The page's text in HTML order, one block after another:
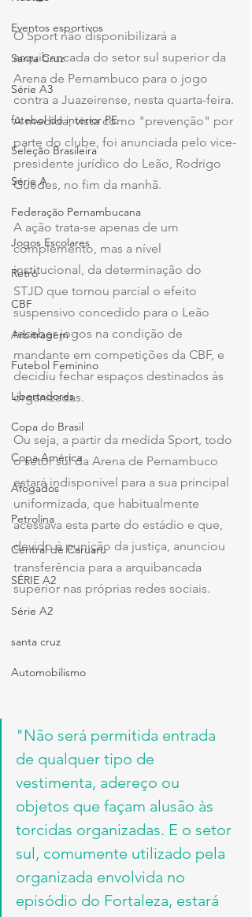
Eventos esportivos
Santa Cruz
Série A3
futebol do interior PE
Seleção Brasileira
Série A
Federação Pernambucana
Jogos Escolares
Retrô
CBF
Arbitragem
Futebol Feminino
Libertadores
Copa do Brasil
Copa América
Afogados
Petrolina
Central de Caruaru
SÉRIE A2
Série A2
santa cruz
Automobilismo
O Sport não disponibilizará a
arquibancada do setor sul superior da
Arena de Pernambuco para o jogo
contra a Juazeirense, nesta quarta-feira.
A medida, vista como "prevenção" por
parte do clube, foi anunciada pelo vice-
presidente jurídico do Leão, Rodrigo
Guedes, no fim da manhã.
A ação trata-se apenas de um
complemento, mas a nível
institucional, da determinação do
STJD que tornou parcial o efeito
suspensivo concedido para o Leão
receber jogos na condição de
mandante em competições da CBF, e
decidiu fechar espaços destinados às
organizadas.
Ou seja, a partir da medida Sport, todo
o setor sul da Arena de Pernambuco
estará indisponível para a sua principal
uniformizada, que habitualmente
acessava esta parte do estádio e que,
devido à punição da justiça, anunciou
transferência para a arquibancada
superior nas próprias redes sociais.
"Não será permitida entrada
de qualquer tipo de
vestimenta, adereço ou
objetos que façam alusão às
torcidas organizadas. E o setor
sul, comumente utilizado pela
organizada envolvida no
episódio do Fortaleza, estará